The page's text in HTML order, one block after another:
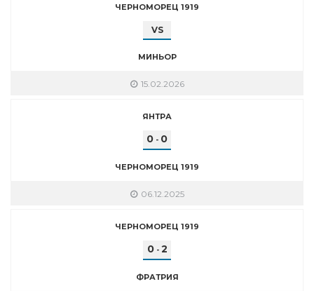
ЧЕРНОМОРЕЦ 1919
VS
МИНЬОР
15.02.2026
ЯНТРА
0 - 0
ЧЕРНОМОРЕЦ 1919
06.12.2025
ЧЕРНОМОРЕЦ 1919
0- 2
ФРАТРИЯ